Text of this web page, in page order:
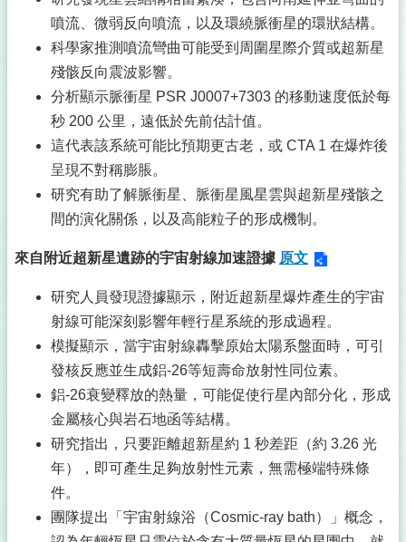
噴流、微弱反向噴流，以及環繞脈衝星的環狀結構。
科學家推測噴流彎曲可能受到周圍星際介質或超新星
殘骸反向震波影響。
分析顯示脈衝星 PSR J0007+7303 的移動速度低於每
秒 200 公里，遠低於先前估計值。
這代表該系統可能比預期更古老，或 CTA 1 在爆炸後
呈現不對稱膨脹。
研究有助了解脈衝星、脈衝星風星雲與超新星殘骸之
間的演化關係，以及高能粒子的形成機制。
來自附近超新星遺跡的宇宙射線加速證據 原文
研究人員發現證據顯示，附近超新星爆炸產生的宇宙
射線可能深刻影響年輕行星系統的形成過程。
模擬顯示，當宇宙射線轟擊原始太陽系盤面時，可引
發核反應並生成鋁-26等短壽命放射性同位素。
鋁-26衰變釋放的熱量，可能促使行星內部分化，形成
金屬核心與岩石地函等結構。
研究指出，只要距離超新星約 1 秒差距（約 3.26 光
年），即可產生足夠放射性元素，無需極端特殊條
件。
團隊提出「宇宙射線浴（Cosmic-ray bath）」概念，